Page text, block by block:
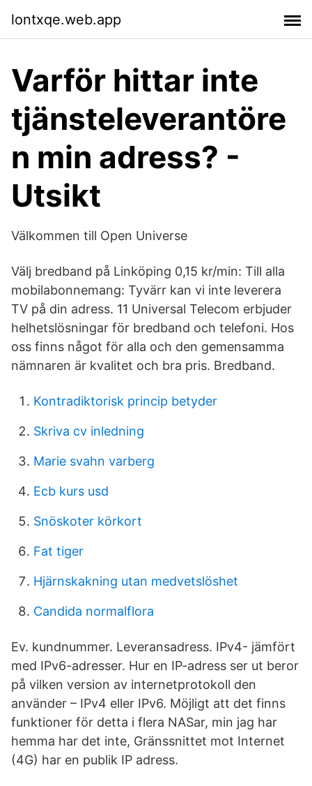
lontxqe.web.app
Varför hittar inte
tjänsteleverantöre
n min adress? -
Utsikt
Välkommen till Open Universe
Välj bredband på Linköping 0,15 kr/min: Till alla
mobilabonnemang: Tyvärr kan vi inte leverera
TV på din adress. 11 Universal Telecom erbjuder
helhetslösningar för bredband och telefoni. Hos
oss finns något för alla och den gemensamma
nämnaren är kvalitet och bra pris. Bredband.
Kontradiktorisk princip betyder
Skriva cv inledning
Marie svahn varberg
Ecb kurs usd
Snöskoter körkort
Fat tiger
Hjärnskakning utan medvetslöshet
Candida normalflora
Ev. kundnummer. Leveransadress. IPv4- jämfört
med IPv6-adresser. Hur en IP-adress ser ut beror
på vilken version av internetprotokoll den
använder – IPv4 eller IPv6. Möjligt att det finns
funktioner för detta i flera NASar, min jag har
hemma har det inte, Gränssnittet mot Internet
(4G) har en publik IP adress.